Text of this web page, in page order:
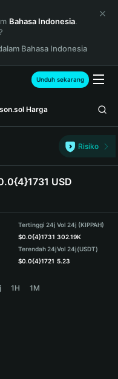
Bahasa Indonesia.
Bahasa Indonesia
Unduh sekarang
Harga
Risiko
USD
Tertinggi 24j
$0.0{4}1731
Terendah 24j
$0.0{4}1721
Vol 24j (KIPPAH)
302.19K
Vol 24j(USDT)
5.23
1H 1M